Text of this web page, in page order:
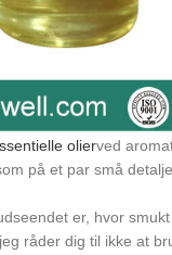
olierved
på et par små
er, hvor
råder dig til ikke at